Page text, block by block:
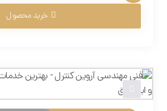
خرید محصول